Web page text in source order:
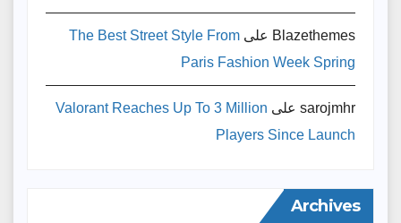
Blazethemes على The Best Street Style From
Paris Fashion Week Spring
sarojmhr على Valorant Reaches Up To 3 Million
Players Since Launch
Archives